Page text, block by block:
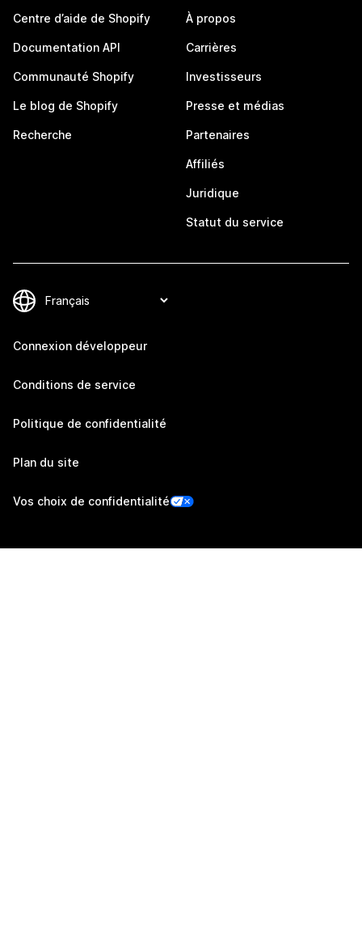
Centre d’aide de Shopify
Documentation API
Communauté Shopify
Le blog de Shopify
Recherche
À propos
Carrières
Investisseurs
Presse et médias
Partenaires
Affiliés
Juridique
Statut du service
Connexion développeur
Conditions de service
Politique de confidentialité
Plan du site
Vos choix de confidentialité